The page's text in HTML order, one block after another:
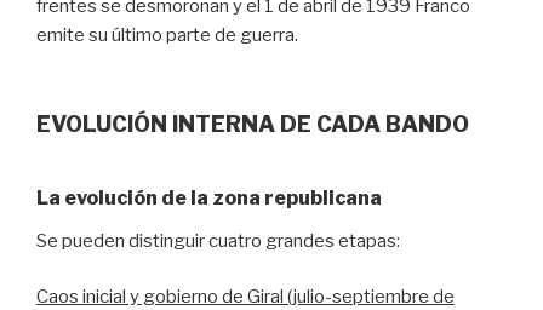
frentes se desmoronan y el 1 de abril de 1939 Franco
emite su último parte de guerra.
EVOLUCIÓN INTERNA DE CADA BANDO
La evolución de la zona republicana
Se pueden distinguir cuatro grandes etapas:
Caos inicial y gobierno de Giral (julio-septiembre de